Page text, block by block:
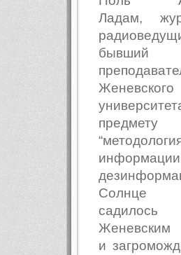
Ладам,
бывший
Женевского
предмету
Женевским
и